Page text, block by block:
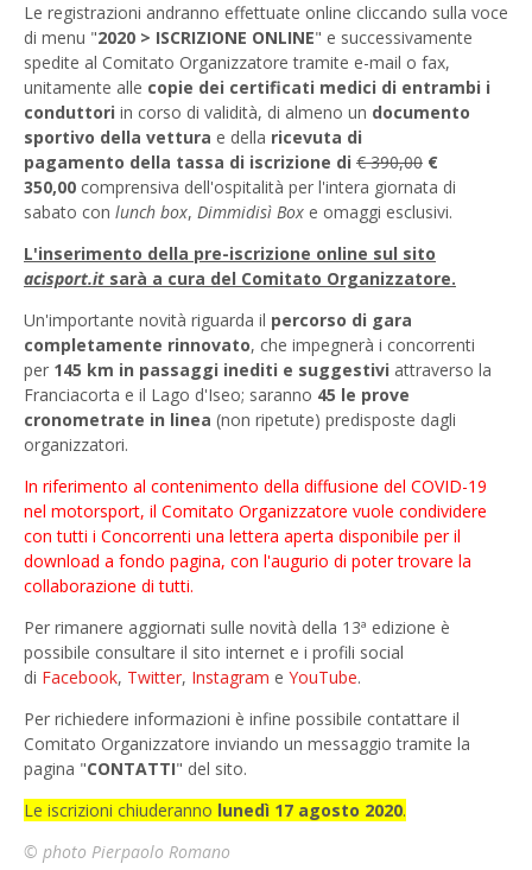
Le registrazioni andranno effettuate online cliccando sulla voce
di menu "2020 > ISCRIZIONE ONLINE" e successivamente
spedite al Comitato Organizzatore tramite e-mail o fax,
unitamente alle copie dei certificati medici di entrambi i
conduttori in corso di validità, di almeno un documento
sportivo della vettura e della ricevuta di
pagamento della tassa di iscrizione di € 390,00 €
350,00 comprensiva dell'ospitalità per l'intera giornata di
sabato con lunch box, Dimmidisì Box e omaggi esclusivi.
L'inserimento della pre-iscrizione online sul sito
acisport.it sarà a cura del Comitato Organizzatore.
Un'importante novità riguarda il percorso di gara
completamente rinnovato, che impegnerà i concorrenti
per 145 km in passaggi inediti e suggestivi attraverso la
Franciacorta e il Lago d'Iseo; saranno 45 le prove
cronometrate in linea (non ripetute) predisposte dagli
organizzatori.
In riferimento al contenimento della diffusione del COVID-19
nel motorsport, il Comitato Organizzatore vuole condividere
con tutti i Concorrenti una lettera aperta disponibile per il
download a fondo pagina, con l'augurio di poter trovare la
collaborazione di tutti.
Per rimanere aggiornati sulle novità della 13ª edizione è
possibile consultare il sito internet e i profili social
di Facebook, Twitter, Instagram e YouTube.
Per richiedere informazioni è infine possibile contattare il
Comitato Organizzatore inviando un messaggio tramite la
pagina "CONTATTI" del sito.
Le iscrizioni chiuderanno lunedì 17 agosto 2020.
© photo Pierpaolo Romano